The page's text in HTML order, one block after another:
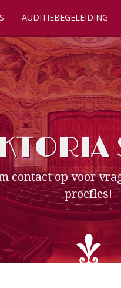
AUDITIEBEGELEIDING
contact op voor
proefles!